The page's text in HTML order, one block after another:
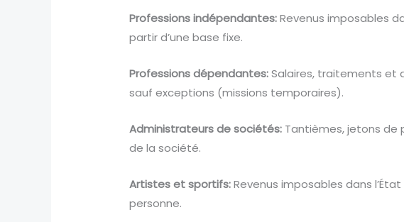
Professions indépendantes:Revenus imposables
partir d’une base fixe.
Professions dépendantes:Salaires, traitements et
sauf exceptions (missions temporaires).
Administrateurs de sociétés: Tantièmes, jetons de
de la société.
Artistes et sportifs:Revenus imposables dans
personne.